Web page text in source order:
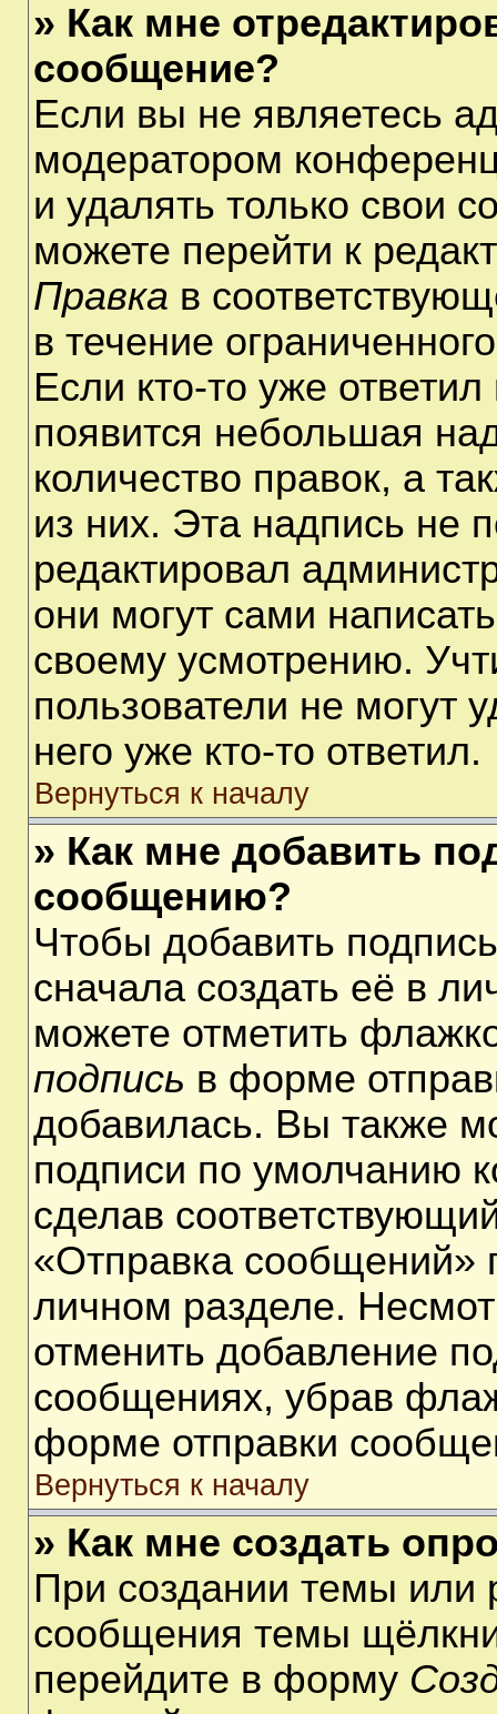
» Как мне
сообщение?
Если вы не являетесь
модератором
и удалять только свои
можете перейти к
Правка в
в течение
Если кто-то уже
появится небольшая
количество правок, а
из них. Эта надпись не
редактировал
они могут сами
своему усмотрению.
пользователи не могут
него уже кто-то ответил.
Вернуться к началу
» Как мне добавить
сообщению?
Чтобы добавить
сначала создать её в
можете отметить
подпись в форме
добавилась. Вы также
подписи по умолчанию
сделав
«Отправка сообщений»
личном разделе.
отменить добавление
сообщениях, убрав
форме отправки
Вернуться к началу
» Как мне создать
При создании темы или
сообщения темы
перейдите в форму